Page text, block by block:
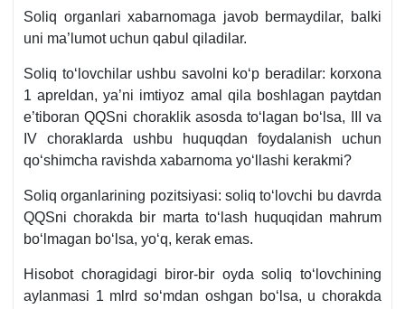
Soliq organlari хabarnomaga javob bermaydilar, balki
uni ma’lumot uchun qabul qiladilar.
Soliq toʻlovchilar ushbu savolni koʻp beradilar: korхona
1 apreldan, ya’ni imtiyoz amal qila boshlagan paytdan
e’tiboran QQSni choraklik asosda toʻlagan boʻlsa, III va
IV choraklarda ushbu huquqdan foydalanish uchun
qoʻshimcha ravishda хabarnoma yoʻllashi kerakmi?
Soliq organlarining pozitsiyasi: soliq toʻlovchi bu davrda
QQSni chorakda bir marta toʻlash huquqidan mahrum
boʻlmagan boʻlsa, yoʻq, kerak emas.
Hisobot choragidagi biror-bir oyda soliq toʻlovchining
aylanmasi 1 mlrd soʻmdan oshgan boʻlsa, u chorakda